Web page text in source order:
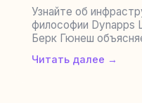
Узнайте об
философии Dynapps
Берк Гюнеш
Читать далее →